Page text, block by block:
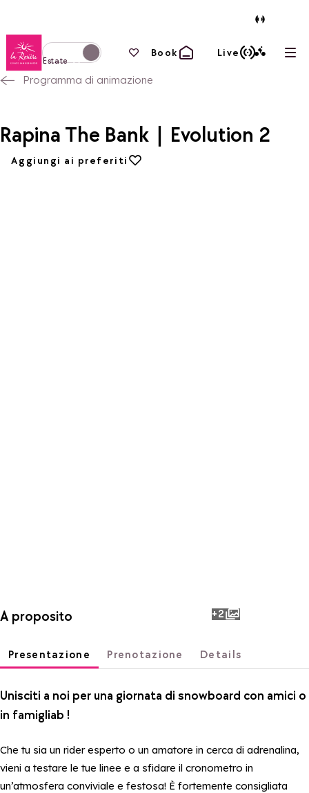
Torna alla home page
Passa alla modalità invernale
Estate
I tuoi preferiti
Book Live
Programma di animazione
Rapina The Bank | Evolution 2
Aggiungi ai preferiti
Aggiungi ai preferiti
+2photos
A proposito
Presentazione Prenotazione Details
Unisciti a noi per una giornata di snowboard con amici o
in famigliab !
Che tu sia un rider esperto o un amatore in cerca di adrenalina,
vieni a testare le tue linee e a sfidare il cronometro in
un’atmosfera conviviale e festosa! È fortemente consigliata